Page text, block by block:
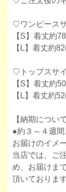
♡ワンピース
【S】着丈約
【L】着丈約
♡トップスサ
【S】着丈約
【L】着丈約
【納期について
●約３～４週
お届けのイメー
当店では、ご
め、お届けま
頂いておりま